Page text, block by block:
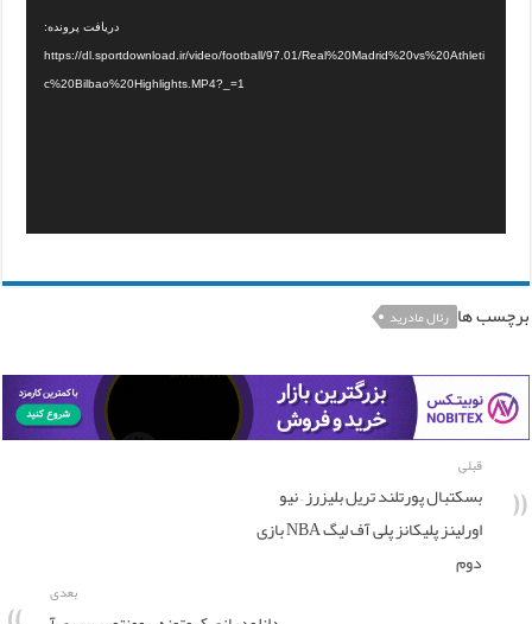
دریافت پرونده:
https://dl.sportdownload.ir/video/football/97.01/Real%20Madrid%20vs%20Athleti
c%20Bilbao%20Highlights.MP4?_=1
برچسب ها رئال مادرید
قبلی
بسکتبال پورتلند تریل بلیزرز – نیو
اورلینز پلیکانز پلی آف لیگ NBA بازی
دوم
بعدی